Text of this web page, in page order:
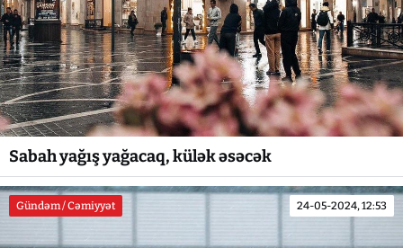
Sabah yağış yağacaq, külək əsəcək
Gündəm / Cəmiyyət 24-05-2024, 12:53